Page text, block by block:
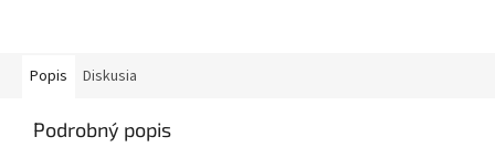
Popis Diskusia
Podrobný popis